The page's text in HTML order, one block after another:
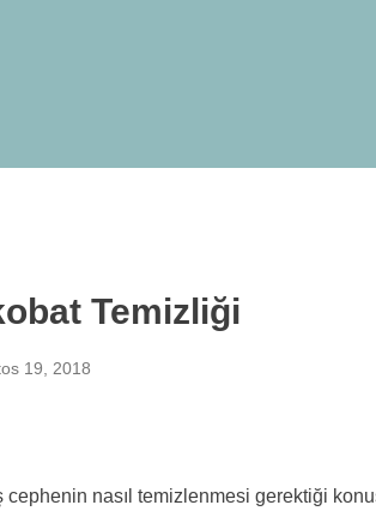
Temizliği
19, 2018
cephenin nasıl temizlenmesi gerektiği